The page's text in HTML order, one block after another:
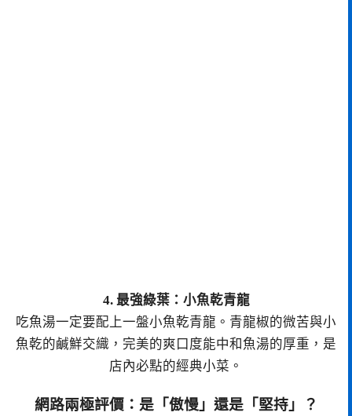
4. 最強綠葉：小魚乾青龍
吃魚湯一定要配上一盤小魚乾青龍。青龍椒的微苦與小
魚乾的鹹鮮交織，完美的爽口度能中和魚湯的厚重，是
店內必點的經典小菜。
網路兩極評價：是「傲慢」還是「堅持」？